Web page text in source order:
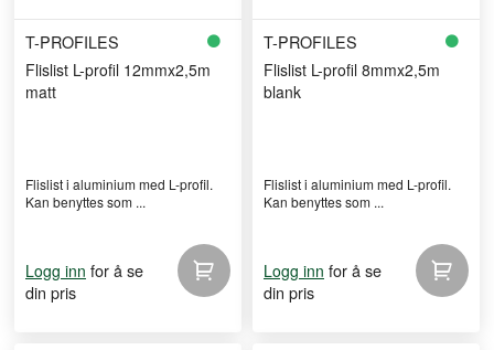
T-PROFILES
Flislist L-profil 12mmx2,5m
matt
Flislist i aluminium med L-profil.
Kan benyttes som ...
Logg inn for å se
din pris
T-PROFILES
Flislist L-profil 8mmx2,5m
blank
Flislist i aluminium med L-profil.
Kan benyttes som ...
Logg inn for å se
din pris